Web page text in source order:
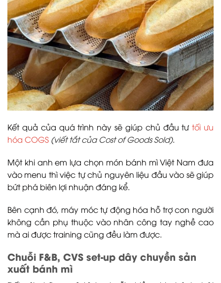
Kết quả của quá trình này sẽ giúp chủ đầu tưtối ưu
hóa COGS (viết tắt của Cost of Goods Sold).
Một khi anh em lựa chọn món bánh mì Việt Nam đưa
vào menu thì việc tự chủ nguyên liệu đầu vào sẽ giúp
bứt phá biên lợi nhuận đáng kể.
Bên cạnh đó, máy móc tự động hóa hỗ trợ con người
không cần phụ thuộc vào nhân công tay nghề cao
mà ai được training cũng đều làm được.
Chuỗi F&B, CVS set-up dây chuyền sản
xuất bánh mì